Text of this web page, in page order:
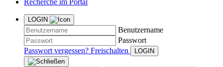
Recherche im Portal
LOGIN
Benutzername
Passwort
Passwort vergessen? Freischalten